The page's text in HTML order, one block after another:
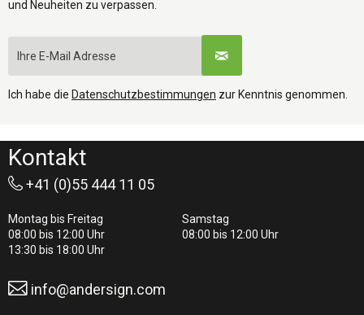
und Neuheiten zu verpassen.
Ich habe die Datenschutzbestimmungen zur Kenntnis genommen.
Kontakt
+41 (0)55 444 11 05
Montag bis Freitag
08:00 bis 12:00 Uhr
13:30 bis 18:00 Uhr
Samstag
08:00 bis 12:00 Uhr
info@andersign.com